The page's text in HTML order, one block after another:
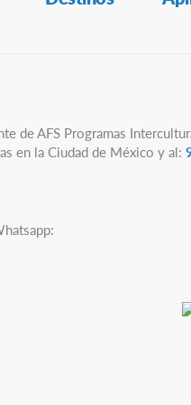
de AFS Programas
en la Ciudad de México y al: